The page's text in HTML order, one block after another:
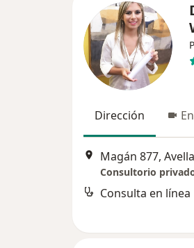
Dirección
Magán 877,
Consultorio
Consulta en línea